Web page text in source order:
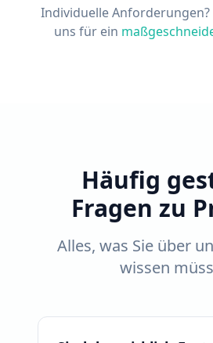
Individuelle
uns für ein
Häufig
Fragen zu
Alles, was Sie über
wissen